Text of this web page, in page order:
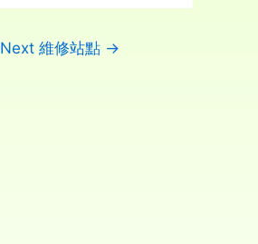
Next 維修站點 →